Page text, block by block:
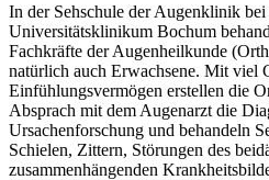
In der Sehschule der Augenklinik
Universitätsklinikum Bochum
Fachkräfte der Augenheilkunde
natürlich auch Erwachsene. Mit viel
Einfühlungsvermögen erstellen die
Absprach mit dem Augenarzt die
Ursachenforschung und behandeln
Schielen, Zittern, Störungen des
zusammenhängenden